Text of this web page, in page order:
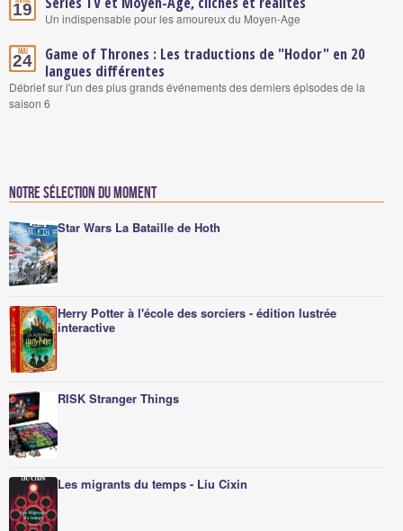
19 Un indispensable pour les amoureux du Moyen-Age
Mai
24
Game of Thrones : Les traductions de "Hodor" en 20
langues différentes
Débrief sur l'un des plus grands événements des derniers épisodes de la
saison 6
Notre sélection du moment
Star Wars La Bataille de Hoth
Herry Potter à l'école des sorciers - édition lustrée
interactive
RISK Stranger Things
Les migrants du temps - Liu Cixin